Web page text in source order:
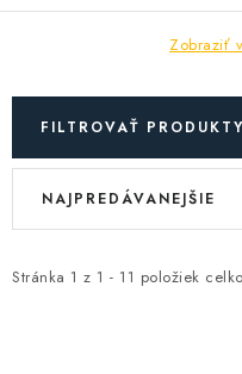
DOM A ZÁHRADA
KONTAKTY
O NÁS - MEGALED &
Zobraziť
FILTROVAŤ PRODUKTY
V
i
Stránka 1 z 1 - 11 položiek
R
e
NAJPREDÁVANEJŠIE